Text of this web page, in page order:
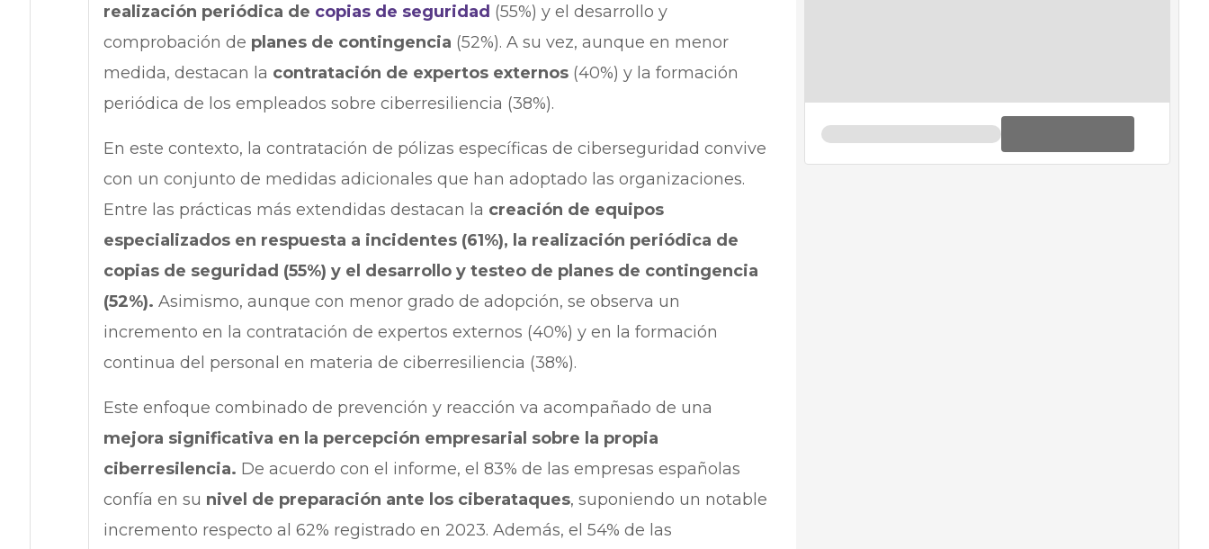
realización periódica de copias de seguridad (55%) y el desarrollo y
comprobación de planes de contingencia (52%). A su vez, aunque en menor
medida, destacan la contratación de expertos externos (40%) y la formación
periódica de los empleados sobre ciberresiliencia (38%).
En este contexto, la contratación de pólizas específicas de ciberseguridad convive
con un conjunto de medidas adicionales que han adoptado las organizaciones.
Entre las prácticas más extendidas destacan la creación de equipos
especializados en respuesta a incidentes (61%), la realización periódica de
copias de seguridad (55%) y el desarrollo y testeo de planes de contingencia
(52%). Asimismo, aunque con menor grado de adopción, se observa un
incremento en la contratación de expertos externos (40%) y en la formación
continua del personal en materia de ciberresiliencia (38%).
Este enfoque combinado de prevención y reacción va acompañado de una
mejora significativa en la percepción empresarial sobre la propia
ciberresilencia. De acuerdo con el informe, el 83% de las empresas españolas
confía en su nivel de preparación ante los ciberataques, suponiendo un notable
incremento respecto al 62% registrado en 2023. Además, el 54% de las